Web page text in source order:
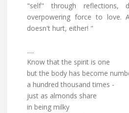
"self" through reflections,
overpowering force to love.
doesn't hurt, either! "
.....
Know that the spirit is one
but the body has become
a hundred thousand times -
just as almonds share
in being milky